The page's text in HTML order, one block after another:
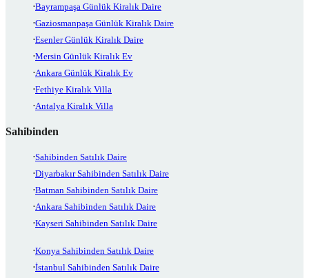
Bayrampaşa Günlük Kiralık Daire
Gaziosmanpaşa Günlük Kiralık Daire
Esenler Günlük Kiralık Daire
Mersin Günlük Kiralık Ev
Ankara Günlük Kiralık Ev
Fethiye Kiralık Villa
Antalya Kiralık Villa
Sahibinden
Sahibinden Satılık Daire
Diyarbakır Sahibinden Satılık Daire
Batman Sahibinden Satılık Daire
Ankara Sahibinden Satılık Daire
Kayseri Sahibinden Satılık Daire
Konya Sahibinden Satılık Daire
İstanbul Sahibinden Satılık Daire